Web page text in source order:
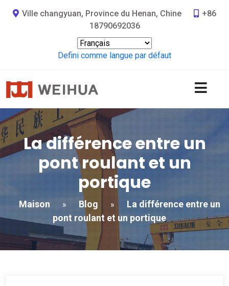
Ville changyuan, Province du Henan, Chine
+86
18790692036
Defini comme langue par défaut
La différence entre un
pont roulant et un
portique
Maison » Blog »
La différence entre un
pont roulant et un portique